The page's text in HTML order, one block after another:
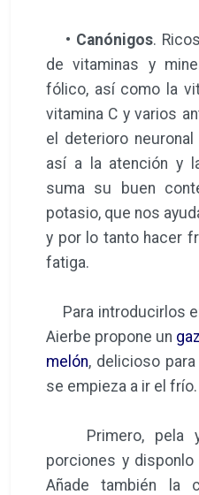
• Canónigos.
de vitaminas y
fólico, así como la
vitamina C y varios
el deterioro
así a la atención y
suma su buen
potasio, que nos
y por lo tanto hacer
fatiga.
Para introducirlos
Aierbe propone un
melón, delicioso
se empieza a ir el frío.
Primero, pela y
porciones y
Añade también la